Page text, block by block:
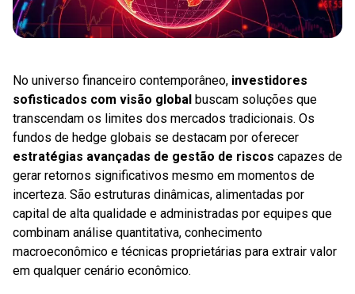
No universo financeiro contemporâneo, investidores
sofisticados com visão global buscam soluções que
transcendam os limites dos mercados tradicionais. Os
fundos de hedge globais se destacam por oferecer
estratégias avançadas de gestão de riscos capazes de
gerar retornos significativos mesmo em momentos de
incerteza. São estruturas dinâmicas, alimentadas por
capital de alta qualidade e administradas por equipes que
combinam análise quantitativa, conhecimento
macroeconômico e técnicas proprietárias para extrair valor
em qualquer cenário econômico.